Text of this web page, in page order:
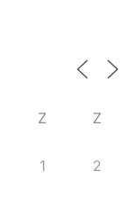
Z Z
1 2